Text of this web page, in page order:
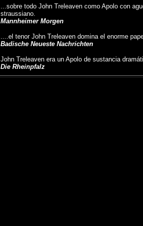
...sobre todo John Treleaven como Apolo con
straussiano.
Mannheimer Morgen
....el tenor John Treleaven domina el enorme
Badische Neueste Nachrichten
John Treleaven era un Apolo de sustancia
Die Rheinpfalz